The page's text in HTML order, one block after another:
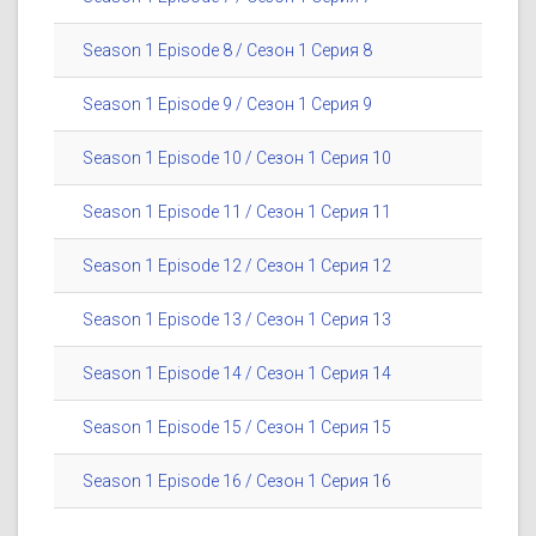
Season 1 Episode 8 / Сезон 1 Серия 8
Season 1 Episode 9 / Сезон 1 Серия 9
Season 1 Episode 10 / Сезон 1 Серия 10
Season 1 Episode 11 / Сезон 1 Серия 11
Season 1 Episode 12 / Сезон 1 Серия 12
Season 1 Episode 13 / Сезон 1 Серия 13
Season 1 Episode 14 / Сезон 1 Серия 14
Season 1 Episode 15 / Сезон 1 Серия 15
Season 1 Episode 16 / Сезон 1 Серия 16